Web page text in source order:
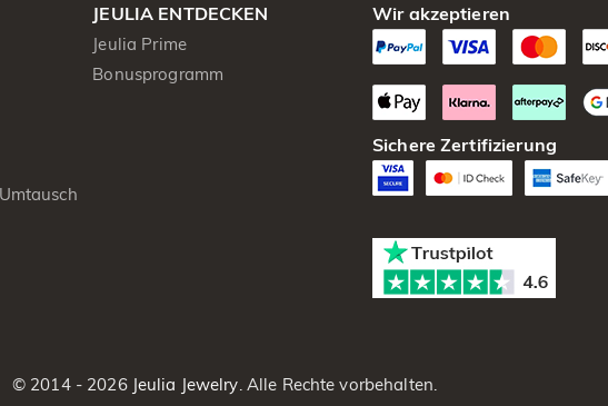
JEULIA ENTDECKEN
Jeulia Prime
Bonusprogramm
Wir akzeptieren
Sichere Zertifizierung
© 2014 - 2026Jeulia Jewelry . Alle Rechte vorbehalten.